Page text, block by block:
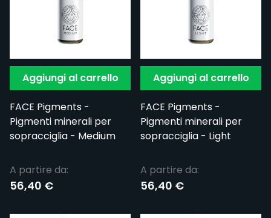
Aggiungi al carrello
FACE Pigments -
Pigmenti minerali per
sopracciglia - Medium
A partire da:
56,40 €
Aggiungi al carrello
FACE Pigments -
Pigmenti minerali per
sopracciglia - Light
A partire da:
56,40 €